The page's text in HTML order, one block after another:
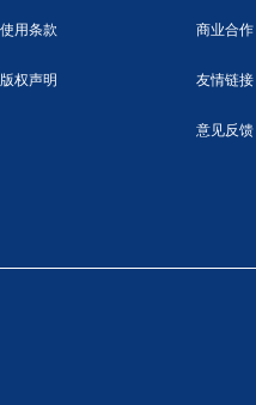
使用条款
版权声明
商业合作
友情链接
意见反馈